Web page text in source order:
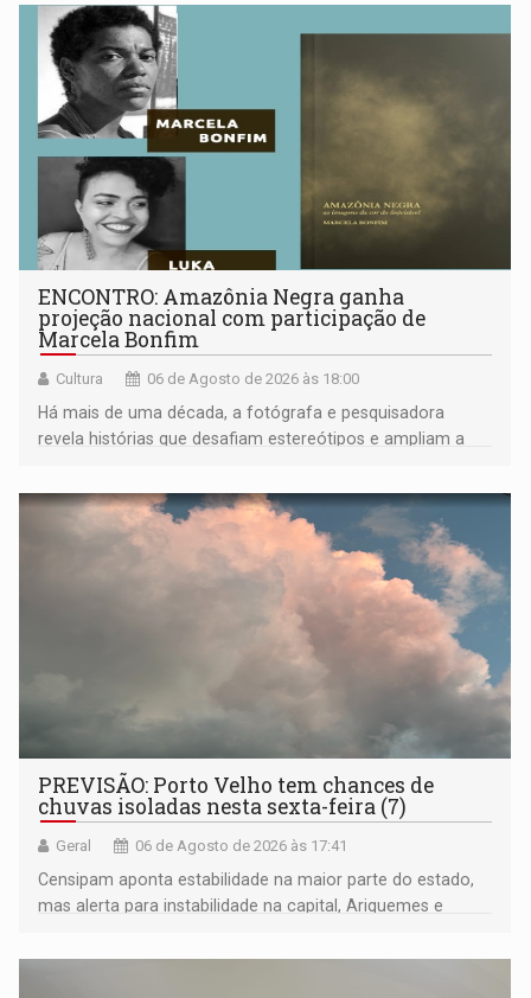
ENCONTRO: Amazônia Negra ganha
projeção nacional com participação de
Marcela Bonfim
Cultura 06 de Agosto de 2026 às 18:00
Há mais de uma década, a fotógrafa e pesquisadora
revela histórias que desafiam estereótipos e ampliam a
negras
PREVISÃO: Porto Velho tem chances de
chuvas isoladas nesta sexta-feira (7)
Geral 06 de Agosto de 2026 às 17:41
Censipam aponta estabilidade na maior parte do estado,
mas alerta para instabilidade na capital, Ariquemes e